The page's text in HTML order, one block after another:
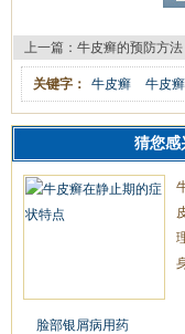
上一篇： 牛皮癣的预防方法
关键字： 牛皮癣 牛皮
猜您感
脸部银屑病用药